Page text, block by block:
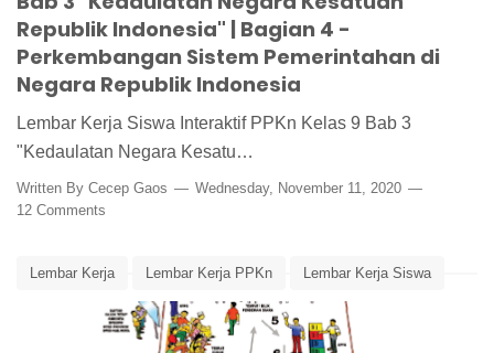
Republik Indonesia" | Bagian 4 -
Perkembangan Sistem Pemerintahan di
Negara Republik Indonesia
Lembar Kerja Siswa Interaktif PPKn Kelas 9 Bab 3
"Kedaulatan Negara Kesatu…
Written By Cecep Gaos
Wednesday, November 11, 2020
12 Comments
Lembar Kerja Lembar Kerja PPKn Lembar Kerja Siswa
Lembar Kerja Siswa Interaktif Media Pembelajaran
PPKn Kelas 9 Bab 3 Prinsip-Prinsip Kedaulatan